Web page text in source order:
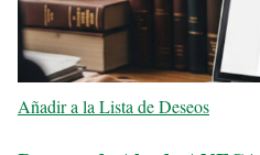
Añadir a la Lista de Deseos